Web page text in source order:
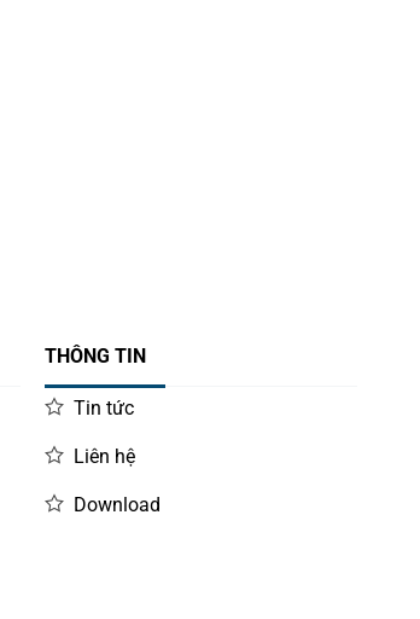
THÔNG TIN
Tin tức
Liên hệ
Download